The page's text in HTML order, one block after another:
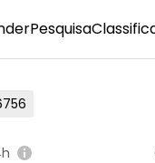
Pesquisa